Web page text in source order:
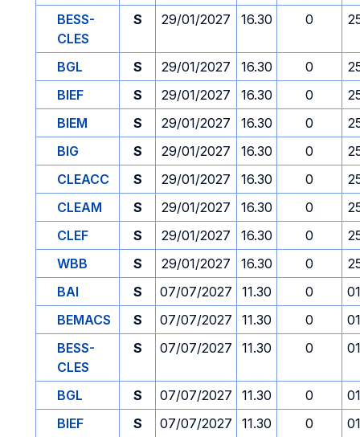
BESS-
CLES
S 29/01/2027 16.30 0
BGL S 29/01/2027 16.30 0
BIEF
S 29/01/2027 16.30 0
BIEM
S 29/01/2027 16.30 0
BIG
S 29/01/2027 16.30 0
CLEACC
S 29/01/2027 16.30 0
CLEAM
S 29/01/2027 16.30 0
CLEF
S 29/01/2027 16.30 0
WBB
S 29/01/2027 16.30 0
BAI
S 07/07/2027 11.30 0
BEMACS
S 07/07/2027 11.30 0
BESS-
CLES
S 07/07/2027 11.30 0
BGL S 07/07/2027 11.30 0
BIEF
S 07/07/2027 11.30 0